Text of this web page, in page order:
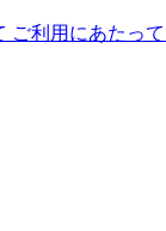
ご利用にあたって